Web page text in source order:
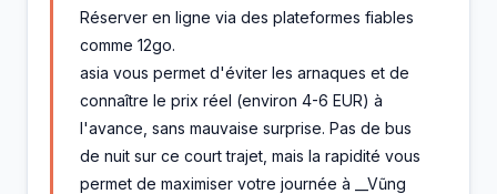
Réserver en ligne via des plateformes fiables
comme 12go.
asia vous permet d'éviter les arnaques et de
connaître le prix réel (environ 4-6 EUR) à
l'avance, sans mauvaise surprise. Pas de bus
de nuit sur ce court trajet, mais la rapidité vous
permet de maximiser votre journée à __Vũng